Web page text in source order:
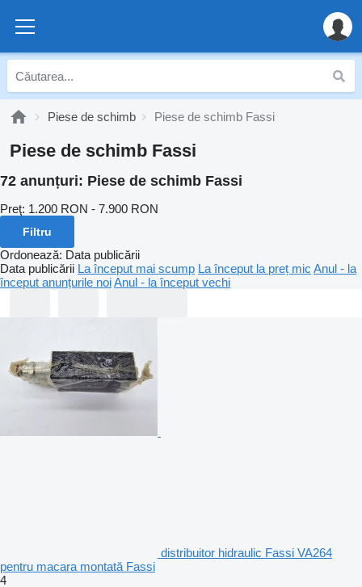
Piese de schimb Piese de schimb Fassi
Piese de schimb Fassi
72 anunțuri: Piese de schimb Fassi
Preţ: 1.200 RON - 7.900 RON
Filtru
Ordonează: Data publicării
Data publicării La început mai scump La început la preț mic Anul - la
început anunțurile noiAnul - la început vechi
distribuitor hidraulic Fassi VA264
pentru macara montată Fassi
4